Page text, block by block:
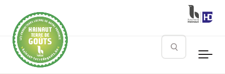
Rechercher